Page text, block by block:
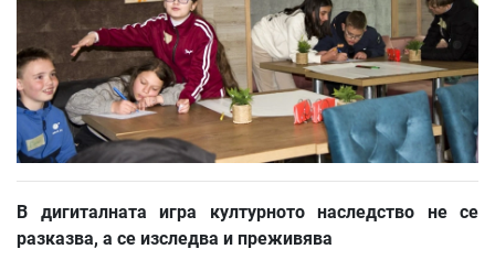
В дигиталната игра културното наследство не
се
разказва, а се изследва и преживява